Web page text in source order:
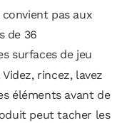
convient pas aux
de 36
surfaces de jeu
rincez, lavez
éléments avant de
peut tacher les